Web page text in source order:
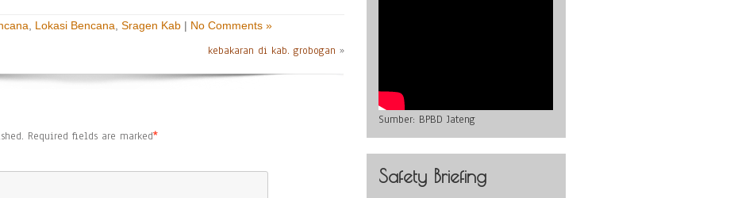
Lokasi Bencana Sragen Kab | No Comments »
kebakaran di kab. grobogan »
Required fields are marked*
Sumber: BPBD Jateng
Safety Briefing